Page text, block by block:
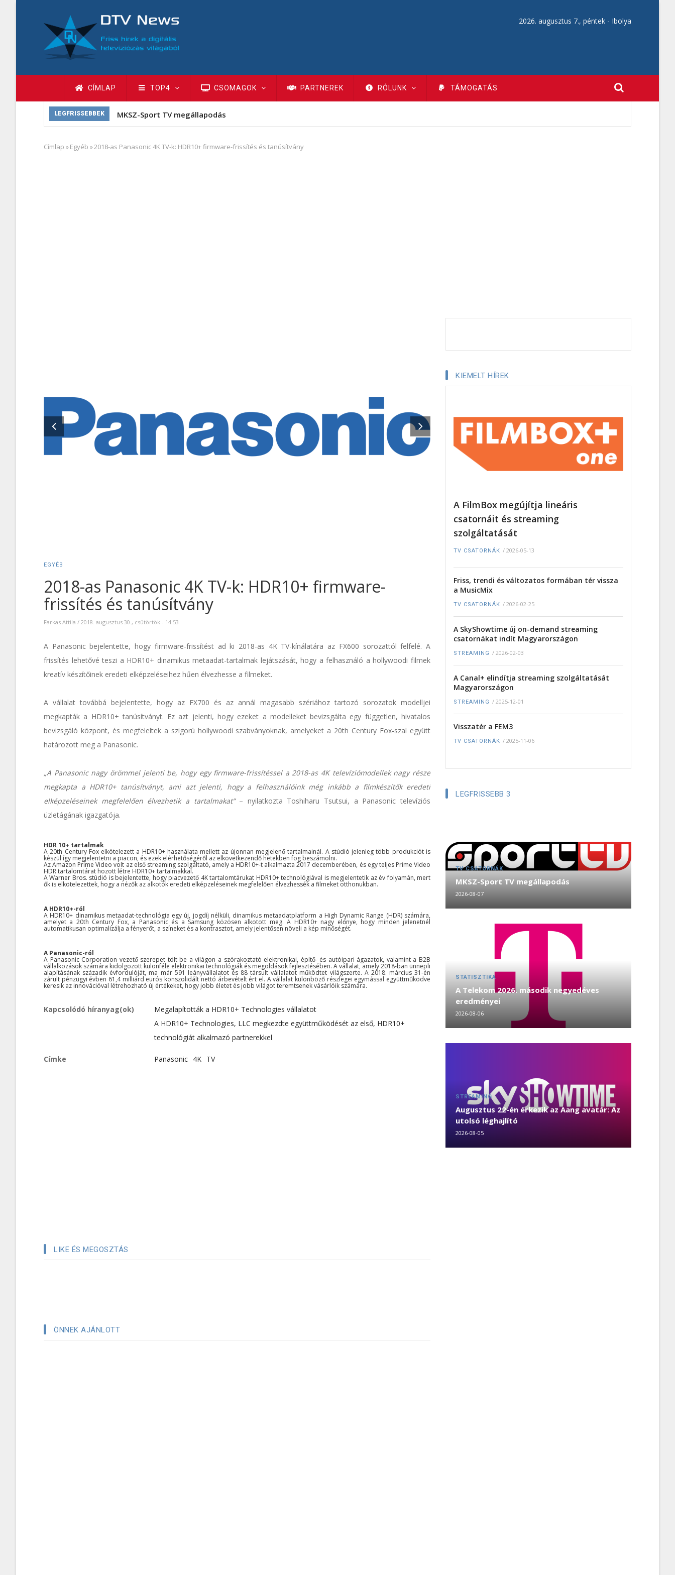
tartalomra
2026. augusztus 7., péntek - Ibolya
Fő
navigáció
CÍMLAP TOP4 CSOMAGOK PARTNEREK RÓLUNK TÁMOGATÁS
LEGFRISSEBBEK MKSZ-Sport TV megállapodás
Morzsa
Címlap »Egyéb »2018-as Panasonic 4K TV-k: HDR10+ firmware-frissítés és tanúsítvány
EGYÉB
2018-as Panasonic 4K TV-k: HDR10+ firmware-
frissítés és tanúsítvány
Farkas Attila / 2018. augusztus 30., csütörtök - 14:53
A Panasonic bejelentette, hogy firmware-frissítést ad ki 2018-as 4K TV-kínálatára az FX600 sorozattól felfelé. A
frissítés lehetővé teszi a HDR10+ dinamikus metaadat-tartalmak lejátszását, hogy a felhasználó a hollywoodi filmek
kreatív készítőinek eredeti elképzeléseihez hűen élvezhesse a filmeket.
A vállalat továbbá bejelentette, hogy az FX700 és az annál magasabb szériához tartozó sorozatok modelljei
megkapták a HDR10+ tanúsítványt. Ez azt jelenti, hogy ezeket a modelleket bevizsgálta egy független, hivatalos
bevizsgáló központ, és megfeleltek a szigorú hollywoodi szabványoknak, amelyeket a 20th Century Fox-szal együtt
határozott meg a Panasonic.
„A Panasonic nagy örömmel jelenti be, hogy egy firmware-frissítéssel a 2018-as 4K televíziómodellek nagy része
megkapta a HDR10+ tanúsítványt, ami azt jelenti, hogy a felhasználóink még inkább a filmkészítők eredeti
elképzeléseinek megfelelően élvezhetik a tartalmakat”– nyilatkozta Toshiharu Tsutsui, a Panasonic televíziós
üzletágának igazgatója.
HDR 10+ tartalmak
A 20th Century Fox elkötelezett a HDR10+ használata mellett az újonnan megjelenő tartalmainál. A stúdió jelenleg több produkciót is
készül így megjelentetni a piacon, és ezek elérhetőségéről az elkövetkezendő hetekben fog beszámolni.
Az Amazon Prime Video volt az első streaming szolgáltató, amely a HDR10+-t alkalmazta 2017 decemberében, és egy teljes Prime Video
HDR tartalomtárat hozott létre HDR10+ tartalmakkal.
A Warner Bros. stúdió is bejelentette, hogy piacvezető 4K tartalomtárukat HDR10+ technológiával is megjelentetik az év folyamán, mert
ők is elkötelezettek, hogy a nézők az alkotók eredeti elképzeléseinek megfelelően élvezhessék a filmeket otthonukban.
A HDR10+-ról
A HDR10+ dinamikus metaadat-technológia egy új, jogdíj nélküli, dinamikus metaadatplatform a High Dynamic Range (HDR) számára,
amelyet a 20th Century Fox, a Panasonic és a Samsung közösen alkotott meg. A HDR10+ nagy előnye, hogy minden jelenetnél
automatikusan optimalizálja a fényerőt, a színeket és a kontrasztot, amely jelentősen növeli a kép minőségét.
A Panasonic-ról
A Panasonic Corporation vezető szerepet tölt be a világon a szórakoztató elektronikai, építő- és autóipari ágazatok, valamint a B2B
vállalkozások számára kidolgozott különféle elektronikai technológiák és megoldások fejlesztésében. A vállalat, amely 2018-ban ünnepli
alapításának századik évfordulóját, ma már 591 leányvállalatot és 88 társult vállalatot működtet világszerte. A 2018. március 31-én
zárult pénzügyi évben 61,4 milliárd eurós konszolidált nettó árbevételt ért el. A vállalat különböző részlegei egymással együttműködve
keresik az innovációval létrehozható új értékeket, hogy jobb életet és jobb világot teremtsenek vásárlóik számára.
Kapcsolódó híranyag(ok)
Megalapították a HDR10+ Technologies vállalatot
A HDR10+ Technologies, LLC megkezdte együttműködését az első, HDR10+
technológiát alkalmazó partnerekkel
Címke Panasonic 4K TV
LIKE ÉS MEGOSZTÁS
ÖNNEK AJÁNLOTT
KIEMELT HÍREK
A FilmBox megújítja lineáris
csatornáit és streaming
szolgáltatását
TV CSATORNÁK / 2026-05-13
Friss, trendi és változatos formában tér vissza
a MusicMix
TV CSATORNÁK / 2026-02-25
A SkyShowtime új on-demand streaming
csatornákat indít Magyarországon
STREAMING / 2026-02-03
A Canal+ elindítja streaming szolgáltatását
Magyarországon
STREAMING / 2025-12-01
Visszatér a FEM3
TV CSATORNÁK / 2025-11-06
LEGFRISSEBB 3
TV CSATORNÁK
MKSZ-Sport TV megállapodás
2026-08-07
STATISZTIKA
A Telekom 2026. második negyedéves
eredményei
2026-08-06
STREAMING
Augusztus 22-én érkezik az Aang avatár: Az
utolsó léghajlító
2026-08-05